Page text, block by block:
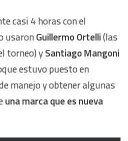
casi 4 horas con el
usaronGuillermo Ortelli(las
torneo) ySantiago Mangoni
estuvo puesto en
manejo y obtener algunas
una marca que es nueva